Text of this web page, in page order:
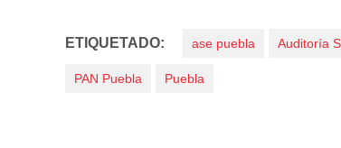
ETIQUETADO: ase puebla Auditoría
PAN Puebla Puebla